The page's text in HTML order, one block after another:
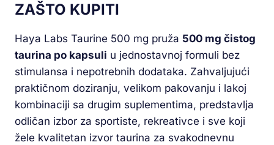
ZAŠTO KUPITI
Haya Labs Taurine 500 mg pruža 500 mg čistog
taurina po kapsuli u jednostavnoj formuli bez
stimulansa i nepotrebnih dodataka. Zahvaljujući
praktičnom doziranju, velikom pakovanju i lakoj
kombinaciji sa drugim suplementima, predstavlja
odličan izbor za sportiste, rekreativce i sve koji
žele kvalitetan izvor taurina za svakodnevnu